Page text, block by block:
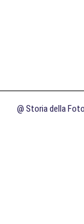
@ Storia della